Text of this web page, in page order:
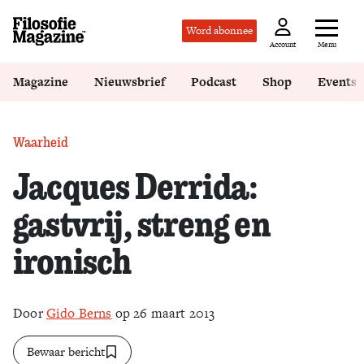
Word abonnee
Account Menu
Magazine Nieuwsbrief Podcast Shop Events
Waarheid
Jacques Derrida:
gastvrij, streng en
ironisch
DoorGido Berns op 26 maart 2013
Bewaar bericht